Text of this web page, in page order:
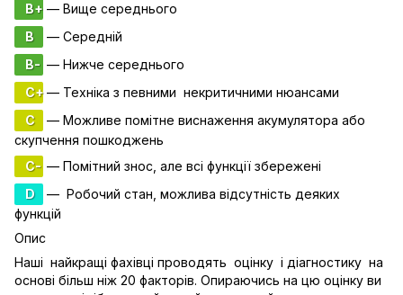
B+ — Вище середнього
B
— Середній
B- — Нижче середнього
C+— Техніка з певними некритичними нюансами
C
— Можливе помітне виснаження акумулятора або
скупчення пошкоджень
C- — Помітний знос, але всі функції збережені
D
— Робочий стан, можлива відсутність деяких
функцій
Опис
Наші найкращі фахівці проводять оцінку і діагностику на
основі більш ніж 20 факторів. Опираючись на цю оцінку ви